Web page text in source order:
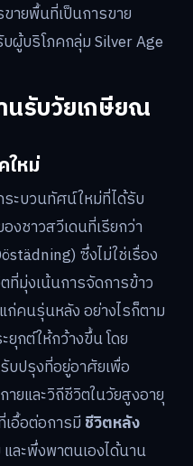
ายพื้นที่เป็นการขาย
ผู้บริโภคกลุ่ม Silver Age
นรับวัยเกษียณ
ใหม่
ระบวนทัศน์ใหม่ที่ได้รับ
ชาวสวีเดนที่เรียกว่า
ซึ่งไม่ใช่เรื่อง
ที่มุ่งเน้นการจัดการข้าว
ก่คนรุ่นหลัง อย่างไรก็ตาม
ยุกต์ให้กว้างขึ้น โดย
บปรุงที่อยู่อาศัยเพื่อ
ยและวิถีชีวิตในวัยสูงอายุ
อื้อต่อการมี ชีวิตหลัง
ละพึ่งพาตนเองได้นาน